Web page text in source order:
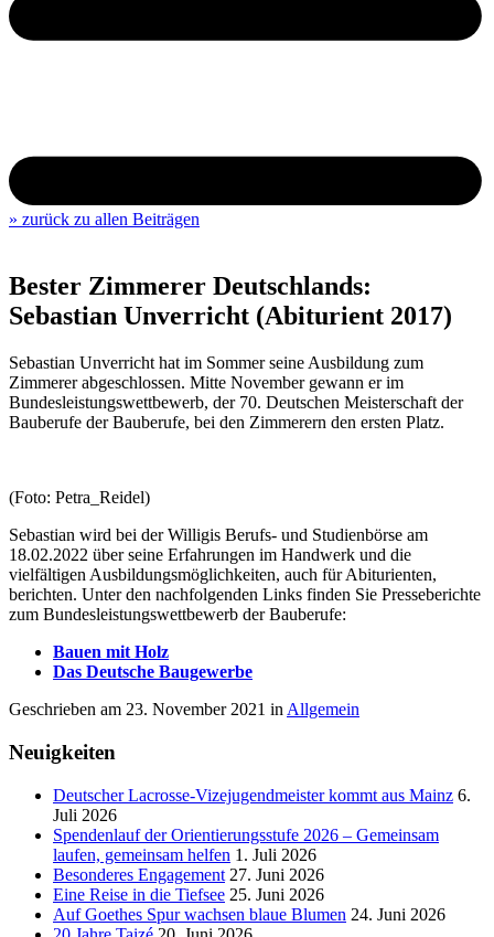
» zurück zu allen Beiträgen
Bester Zimmerer Deutschlands:
Sebastian Unverricht (Abiturient 2017)
Sebastian Unverricht hat im Sommer seine Ausbildung zum
Zimmerer abgeschlossen. Mitte November gewann er im
Bundesleistungswettbewerb, der 70. Deutschen Meisterschaft der
Bauberufe der Bauberufe, bei den Zimmerern den ersten Platz.
(Foto: Petra_Reidel)
Sebastian wird bei der Willigis Berufs- und Studienbörse am
18.02.2022 über seine Erfahrungen im Handwerk und die
vielfältigen Ausbildungsmöglichkeiten, auch für Abiturienten,
berichten. Unter den nachfolgenden Links finden Sie Presseberichte
zum Bundesleistungswettbewerb der Bauberufe:
Bauen mit Holz
Das Deutsche Baugewerbe
Geschrieben am 23. November 2021 in Allgemein
Neuigkeiten
Deutscher Lacrosse-Vizejugendmeister kommt aus Mainz 6.
Juli 2026
Spendenlauf der Orientierungsstufe 2026 – Gemeinsam
laufen, gemeinsam helfen 1. Juli 2026
Besonderes Engagement 27. Juni 2026
Eine Reise in die Tiefsee 25. Juni 2026
Auf Goethes Spur wachsen blaue Blumen 24. Juni 2026